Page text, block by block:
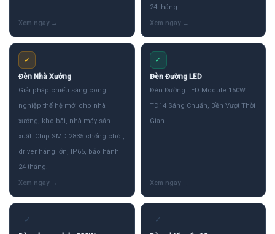
24 tháng.
✓
Đèn Nhà Xưởng
Giải pháp chiếu sáng công
nghiệp thế hệ mới cho nhà
xưởng, kho bãi, nhà máy sản
xuất. Chip SMD 2835 chống chói,
driver hãng lớn, IP65, bảo hành
24 tháng.
✓
Đèn Đường LED
Đèn Đường LED Module 150W
TD14 Sáng Chuẩn, Bền Vượt Thời
Gian
✓ ✓